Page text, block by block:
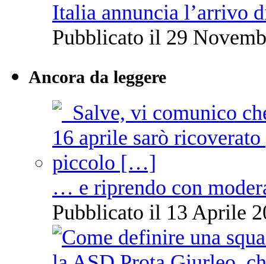
Italia annuncia l’arrivo
Pubblicato il 29
Ancora da leggere
… e riprendo con
Pubblicato il 13 Aprile